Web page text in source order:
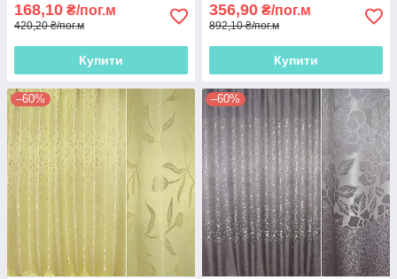
168,10 ₴/пог.м
420,20 ₴/пог.м
Купити
356,90 ₴/пог.м
892,10 ₴/пог.м
Купити
–60% –60%